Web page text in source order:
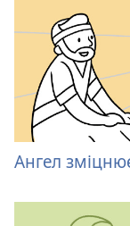
Ангел